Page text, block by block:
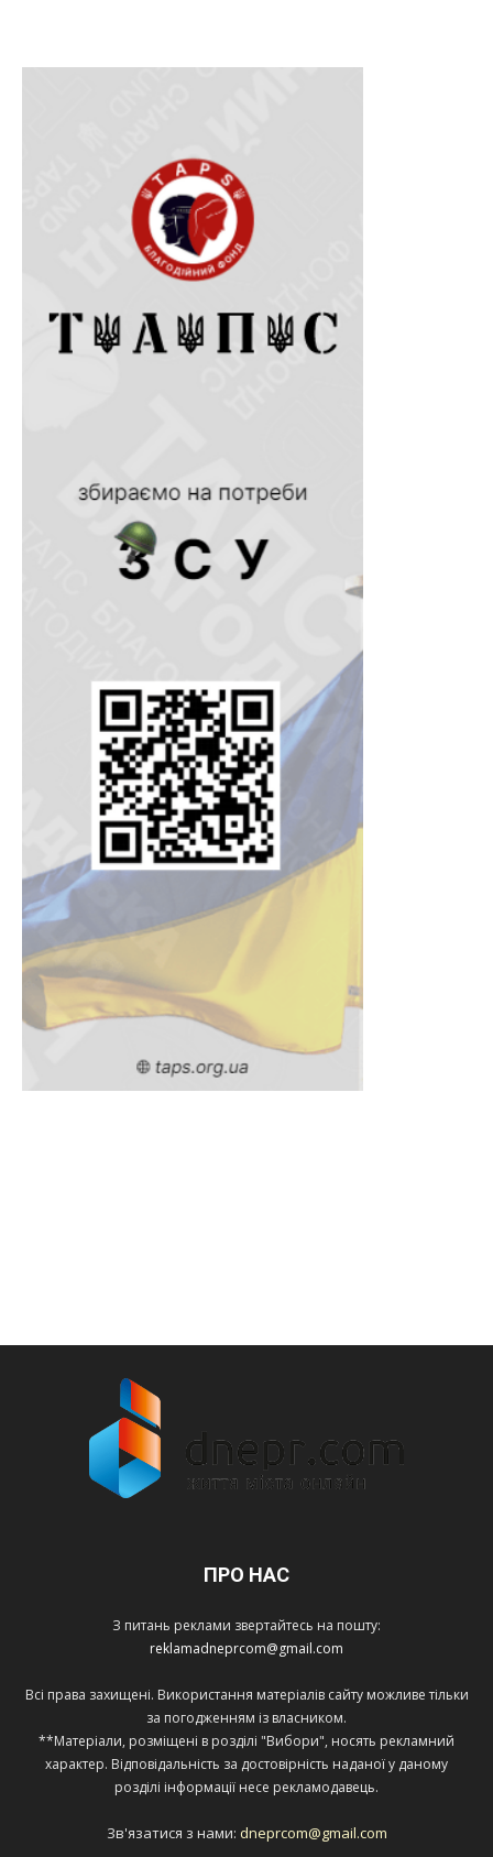
ПРО НАС
З питань реклами звертайтесь на пошту:
reklamadneprcom@gmail.com
Всі права захищені. Використання матеріалів сайту можливе тільки
за погодженням із власником.
**Матеріали, розміщені в розділі "Вибори", носять рекламний
характер. Відповідальність за достовірність наданої у даному
розділі інформації несе рекламодавець.
Зв'язатися з нами: dneprcom@gmail.com